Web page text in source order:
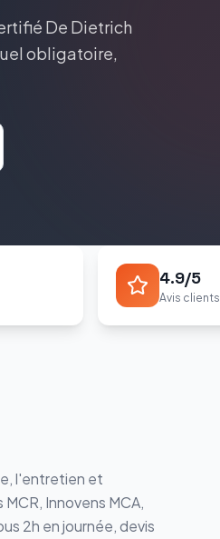
De Dietrich
obligatoire,
4.9/5
Avis clients
l'entretien et
Innovens MCA,
2h en journée, devis